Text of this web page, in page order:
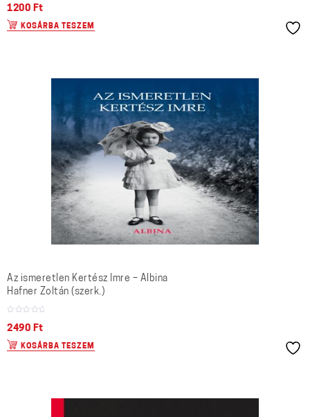
1200 Ft
KOSÁRBA TESZEM
Az ismeretlen Kertész Imre – Albina
Hafner Zoltán (szerk.)
2490 Ft
KOSÁRBA TESZEM